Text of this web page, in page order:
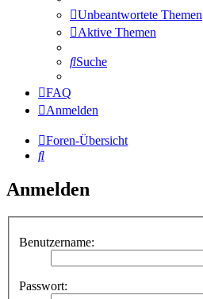
Unbeantwortete Themen
Aktive Themen
Suche
FAQ
Anmelden
Foren-Übersicht
Suche
Anmelden
Benutzername:
Passwort: